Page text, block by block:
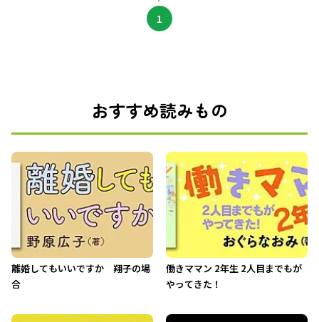
1
おすすめ読みもの
離婚してもいいですか 翔子の場
合
働きママン 2年生 2人目までもが
やってきた！